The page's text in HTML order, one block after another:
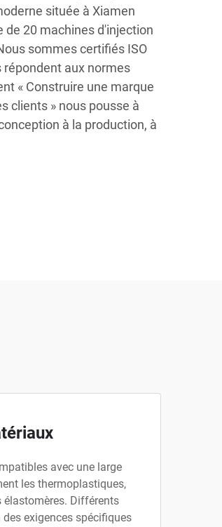
située à Xiamen
de 20 machines d'injection
sommes certifiés ISO
répondent aux normes
« Construire une marque
clients » nous pousse à
à la production, à
avec une large
les thermoplastiques,
Différents
exigences spécifiques